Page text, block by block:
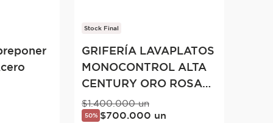
Stock Final
GRIFERÍA LAVAPLATOS
MONOCONTROL ALTA
CENTURY ORO ROSA
MATE
$1.400.000 un
50% $700.000 un